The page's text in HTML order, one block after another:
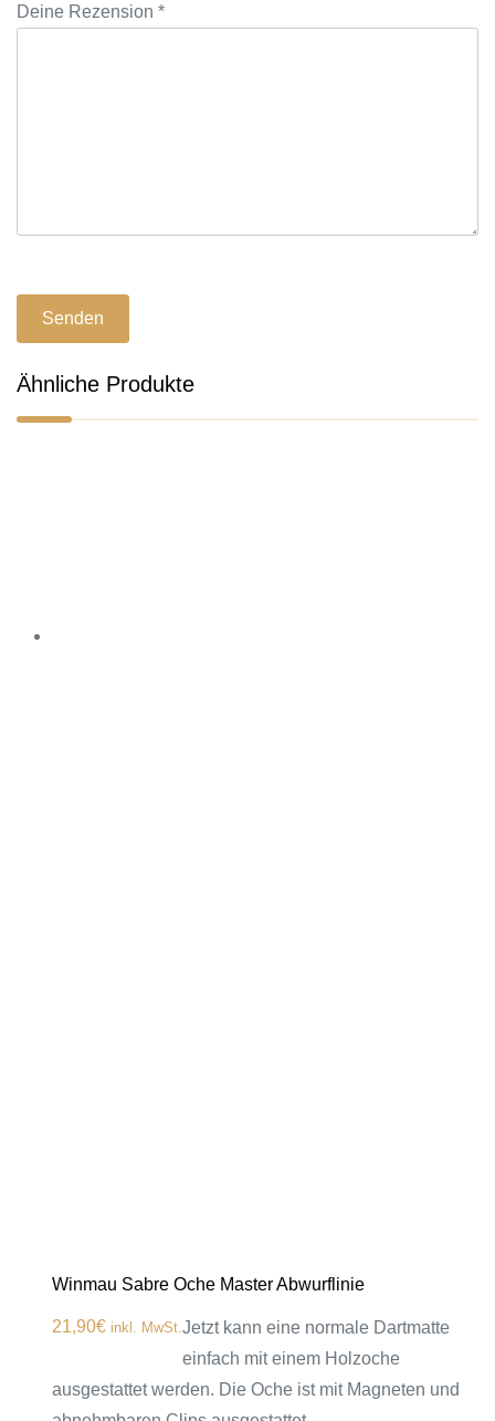
Deine Rezension *
Ähnliche Produkte
Winmau Sabre Oche Master Abwurflinie
21,90€ inkl. MwSt. Jetzt kann eine normale Dartmatte
einfach mit einem Holzoche
ausgestattet werden. Die Oche ist mit Magneten und